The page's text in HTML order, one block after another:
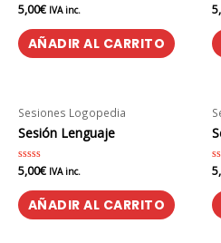
Valorado
en
0
de
5
5,00€ IVA inc.
AÑADIR AL CARRITO
en
0
de
5
Sesiones Logopedia
Sesión Lenguaje
Valorado
en
0
de
5
5,00€ IVA inc.
AÑADIR AL CARRITO
en
0
de
5